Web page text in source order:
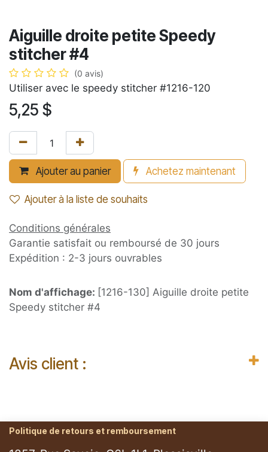
Aiguille droite petite Speedy
stitcher #4
(0 avis)
Utiliser avec le speedy stitcher #1216-120
5,25 $
Ajouter au panier Achetez maintenant
Ajouter à la liste de souhaits
Conditions générales
Garantie satisfait ou remboursé de 30 jours
Expédition : 2-3 jours ouvrables
Nom d'affichage: [1216-130] Aiguille droite petite
Speedy stitcher #4
Avis client :
Politique de retours et remboursement